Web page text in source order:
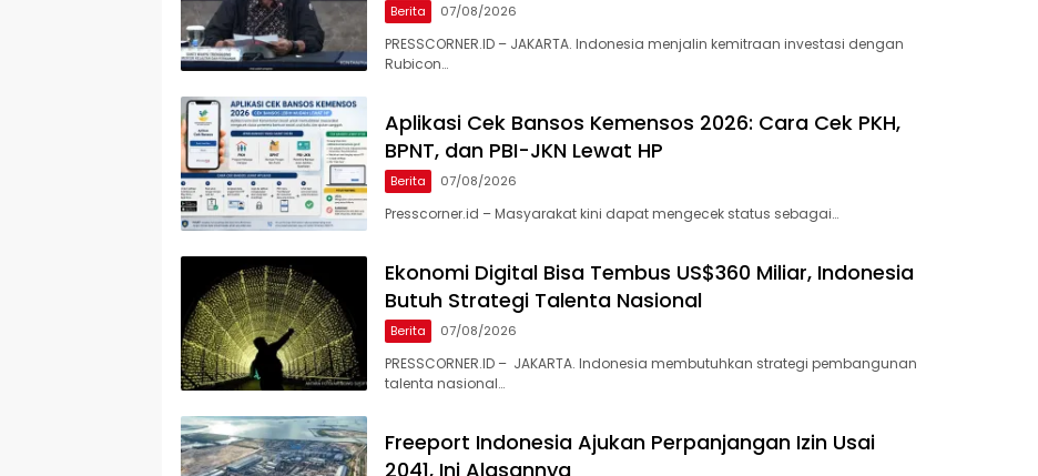
Berita 07/08/2026
PRESSCORNER.ID – JAKARTA. Indonesia menjalin kemitraan investasi dengan
Rubicon…
Aplikasi Cek Bansos Kemensos 2026: Cara Cek PKH,
BPNT, dan PBI-JKN Lewat HP
Berita 07/08/2026
Presscorner.id – Masyarakat kini dapat mengecek status sebagai…
Ekonomi Digital Bisa Tembus US$360 Miliar, Indonesia
Butuh Strategi Talenta Nasional
Berita 07/08/2026
PRESSCORNER.ID – JAKARTA. Indonesia membutuhkan strategi pembangunan
talenta nasional…
Freeport Indonesia Ajukan Perpanjangan Izin Usai
2041, Ini Alasannya